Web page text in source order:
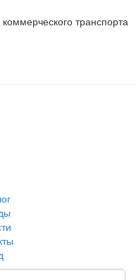
транспорта